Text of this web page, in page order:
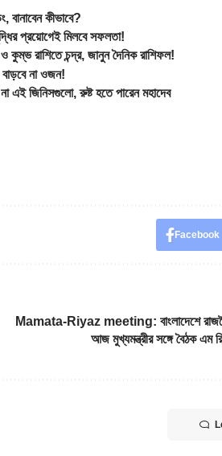
কীভাবে?
প্রয়োগেই মিলবে সফলতা!
রাশিতে চন্দ্র, জানুন দৈনিক রাশিফল!
না ওজন!
এই জিনিসগুলো, রুষ্ট হতে পারেন মহাদেব
Facebook
Mamata-Riyaz meeting: বাংলাদেশে
আজ মুখ্যমন্ত্রীর সঙ্গে বৈঠক এম